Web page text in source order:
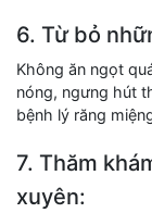
6. Từ bỏ
Không ăn ngọt
nóng, ngưng hút
bệnh lý răng
7. Thăm
xuyên: